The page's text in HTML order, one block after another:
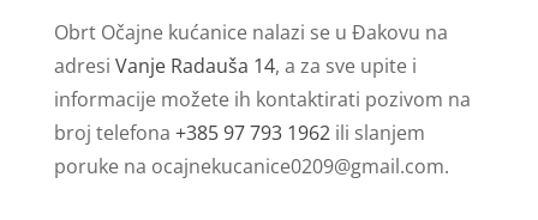
Obrt Očajne kućanice nalazi se u Đakovu na
adresi Vanje Radauša 14, a za sve upite i
informacije možete ih kontaktirati pozivom na
broj telefona +385 97 793 1962ili slanjem
poruke na ocajnekucanice0209@gmail.com.